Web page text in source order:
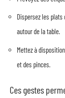
Dispersez les
autour de la table.
Mettez à
et des pinces.
Ces gestes